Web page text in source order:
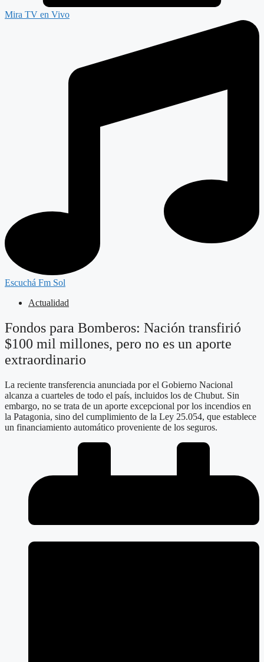
Mira TV en Vivo
Escuchá Fm Sol
Actualidad
Fondos para Bomberos: Nación transfirió
$100 mil millones, pero no es un aporte
extraordinario
La reciente transferencia anunciada por el Gobierno Nacional
alcanza a cuarteles de todo el país, incluidos los de Chubut. Sin
embargo, no se trata de un aporte excepcional por los incendios en
la Patagonia, sino del cumplimiento de la Ley 25.054, que establece
un financiamiento automático proveniente de los seguros.